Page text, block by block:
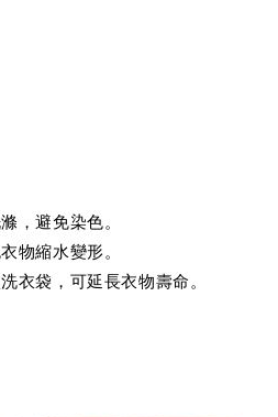
，避免染色。
物縮水變形。
衣袋，可延長衣物壽命。